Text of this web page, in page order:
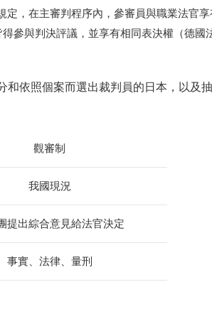
，在主審判程序內，參審員與職業法官享
參與判決評議，並享有相同表決權（德國
依照個案而選出裁判員的日本，以及
觀審制
我國現況
提出綜合意見給法官決定
事實、法律、量刑